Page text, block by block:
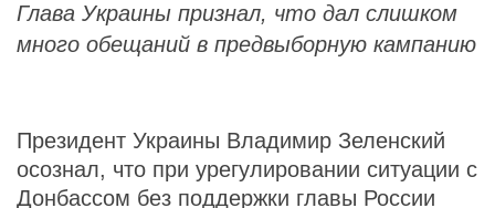
Глава Украины признал, что дал слишком
много обещаний в предвыборную кампанию
Президент Украины Владимир Зеленский
осознал, что при урегулировании ситуации с
Донбассом без поддержки главы России